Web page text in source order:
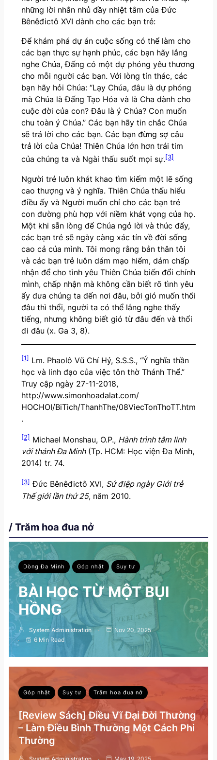
những lời nhắn nhủ đầy nhiệt tâm của Đức
Bênêđictô XVI dành cho các bạn trẻ:
Ðể khám phá dự án cuộc sống có thể làm cho
các bạn thực sự hạnh phúc, các bạn hãy lắng
nghe Chúa, Ðấng có một dự phóng yêu thương
cho mỗi người các bạn. Với lòng tín thác, các
bạn hãy hỏi Chúa: “Lạy Chúa, đâu là dự phóng
mà Chúa là Đấng Tạo Hóa và là Cha dành cho
cuộc đời của con? Đâu là ý Chúa? Con muốn
chu toàn ý Chúa.” Các bạn hãy tin chắc Chúa
sẽ trả lời cho các bạn. Các bạn đừng sợ câu
trả lời của Chúa! Thiên Chúa lớn hơn trái tim
của chúng ta và Ngài thấu suốt mọi sự.[3]
Người trẻ luôn khát khao tìm kiếm một lẽ sống
cao thượng và ý nghĩa. Thiên Chúa thấu hiểu
điều ấy và Người muốn chỉ cho các bạn trẻ
con đường phù hợp với niềm khát vọng của họ.
Một khi sẵn lòng để Chúa ngỏ lời và thúc đẩy,
các bạn trẻ sẽ ngày càng xác tín về đời sống
cao cả của mình. Tôi mong rằng bản thân tôi
và các bạn trẻ luôn dám mạo hiểm, dám chấp
nhận để cho tình yêu Thiên Chúa biến đổi chính
mình, chấp nhận mà không cần biết rõ tình yêu
ấy đưa chúng ta đến nơi đâu, bởi gió muốn thổi
đâu thì thổi, người ta có thể lắng nghe thấy
tiếng, nhưng không biết gió từ đâu đến và thổi
đi đâu (x. Ga 3, 8).
[1]Lm. Phaolô Vũ Chí Hỷ, S.S.S., “Ý nghĩa thần
học và linh đạo của việc tôn thờ Thánh Thể.”
Truy cập ngày 27-11-2018,
http://www.simonhoadalat.com/
HOCHOI/BiTich/ThanhThe/08ViecTonThoTT.htm
.
[2]Michael Monshau, O.P., Hành trình tâm linh
với thánh Đa Minh(Tp. HCM: Học viện Đa Minh,
2014) tr. 74.
[3]Đức Bênêđictô XVI, Sứ điệp ngày Giới trẻ
Thế giới lần thứ 25, năm 2010.
/ Trăm hoa đua nở
Dòng Đa Minh Góp nhặt Suy tư
BÀI HỌC TỪ MỘT BỤI
HỒNG
System Administration
Nov 20, 2025
6 Min Read
Góp nhặt Suy tư Trăm hoa đua nở
[Review Sách] Điều Vĩ Đại Đời Thường
– Làm Điều Bình Thường Một Cách Phi
Thường